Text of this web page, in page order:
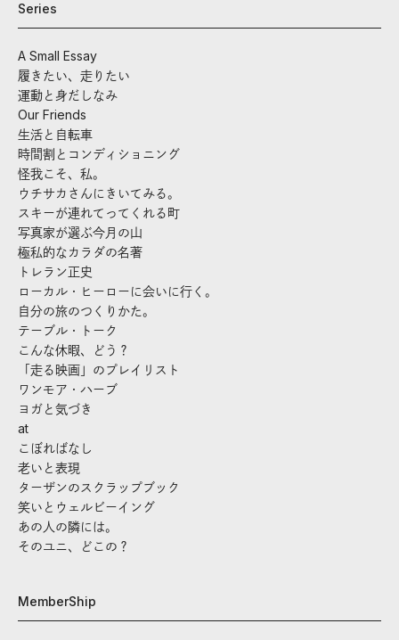
Series
A Small Essay
履きたい、走りたい
運動と身だしなみ
Our Friends
生活と自転車
時間割とコンディショニング
怪我こそ、私。
ウチサカさんにきいてみる。
スキーが連れてってくれる町
写真家が選ぶ今月の山
極私的なカラダの名著
トレラン正史
ローカル・ヒーローに会いに行く。
自分の旅のつくりかた。
テーブル・トーク
こんな休暇、どう？
「走る映画」のプレイリスト
ワンモア・ハーブ
ヨガと気づき
at
こぼればなし
老いと表現
ターザンのスクラップブック
笑いとウェルビーイング
あの人の隣には。
そのユニ、どこの？
MemberShip